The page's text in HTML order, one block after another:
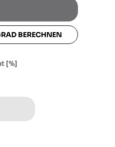
[%]
BERECHNEN
[%]